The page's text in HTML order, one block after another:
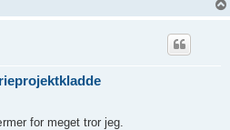
for meget tror jeg.